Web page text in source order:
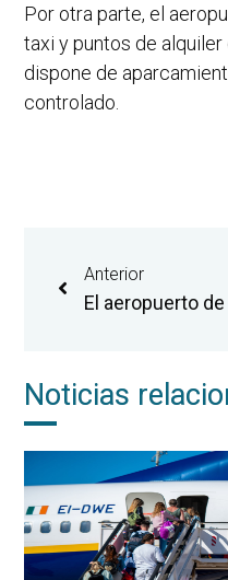
Por otra parte, el
taxi y puntos de
dispone de
controlado.
Anterior
Noticias